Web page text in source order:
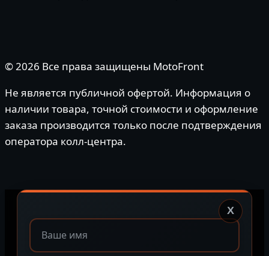
© 2026 Все права защищены MotoFront
Не является публичной офертой. Информация о
наличии товара, точной стоимости и оформление
заказа производится только после подтверждения
оператора колл-центра.
X